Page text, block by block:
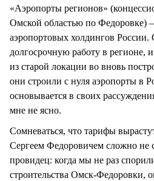
«Аэропорты регионов»
Омской областью по Федоровке)
аэропортовых холдингов России.
долгосрочную работу в регионе,
из старой локации во вновь
они строили с нуля аэропорты в
основывается в своих
мне не ясно.
Сомневаться, что тарифы
Сергеем Федоровичем сложно не
провидец: когда мы не раз
строительства Омск-Федоровки,